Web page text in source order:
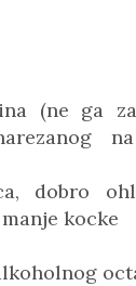
(ne ga
dobro
kocke